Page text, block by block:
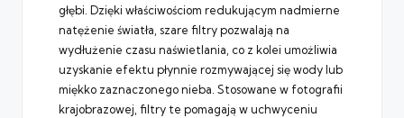
głębi. Dzięki właściwościom redukującym nadmierne
natężenie światła, szare filtry pozwalają na
wydłużenie czasu naświetlania, co z kolei umożliwia
uzyskanie efektu płynnie rozmywającej się wody lub
miękko zaznaczonego nieba. Stosowane w fotografii
krajobrazowej, filtry te pomagają w uchwyceniu